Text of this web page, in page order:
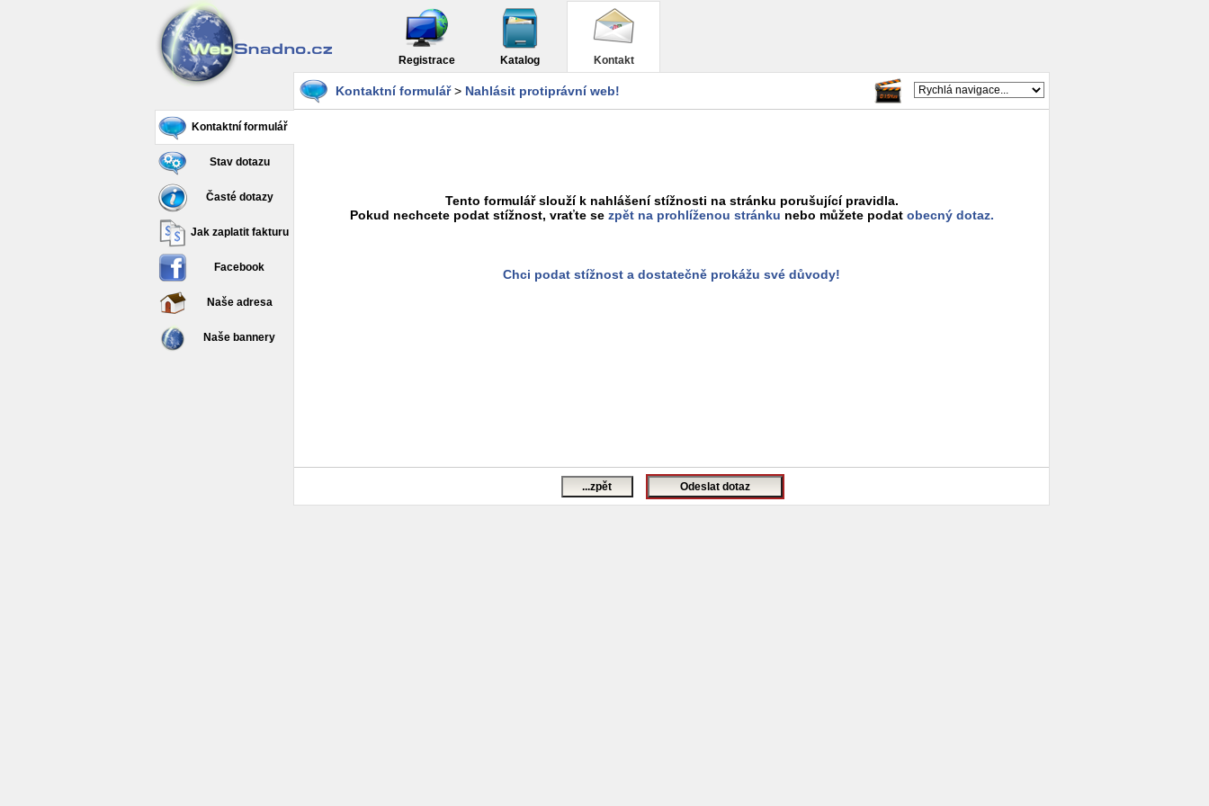
Registrace Katalog Kontakt
Kontaktní formulář
Stav dotazu
Časté dotazy
Jak zaplatit fakturu
Facebook
Naše adresa
Naše bannery
Kontaktní formulář> Nahlásit protiprávní web!
Tento formulář slouží k nahlášení stížnosti na stránku porušující pravidla.
Pokud nechcete podat stížnost, vraťte se zpět na prohlíženou stránku nebo můžete podat obecný dotaz.
Chci podat stížnost a dostatečně prokážu své důvody!